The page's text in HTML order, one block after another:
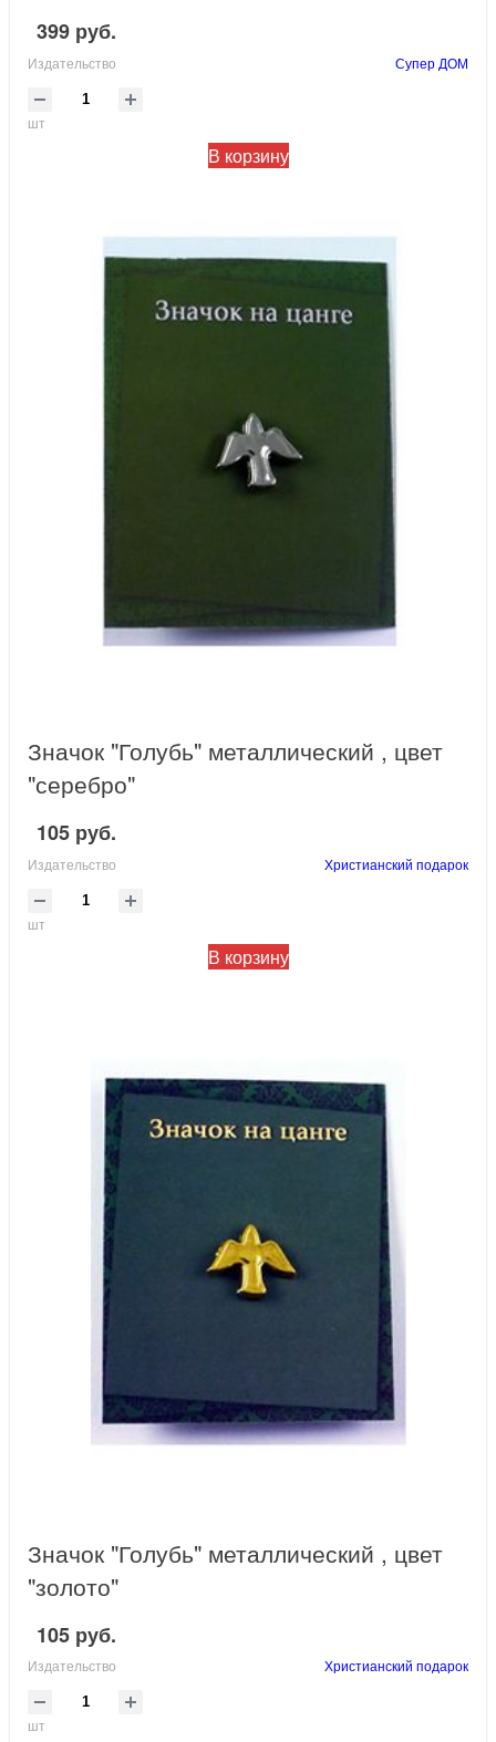
399 руб.
Издательство Супер ДОМ
шт
В корзину
Значок "Голубь" металлический , цвет
"серебро"
105 руб.
Издательство Христианский подарок
шт
В корзину
Значок "Голубь" металлический , цвет
"золото"
105 руб.
Издательство Христианский подарок
шт